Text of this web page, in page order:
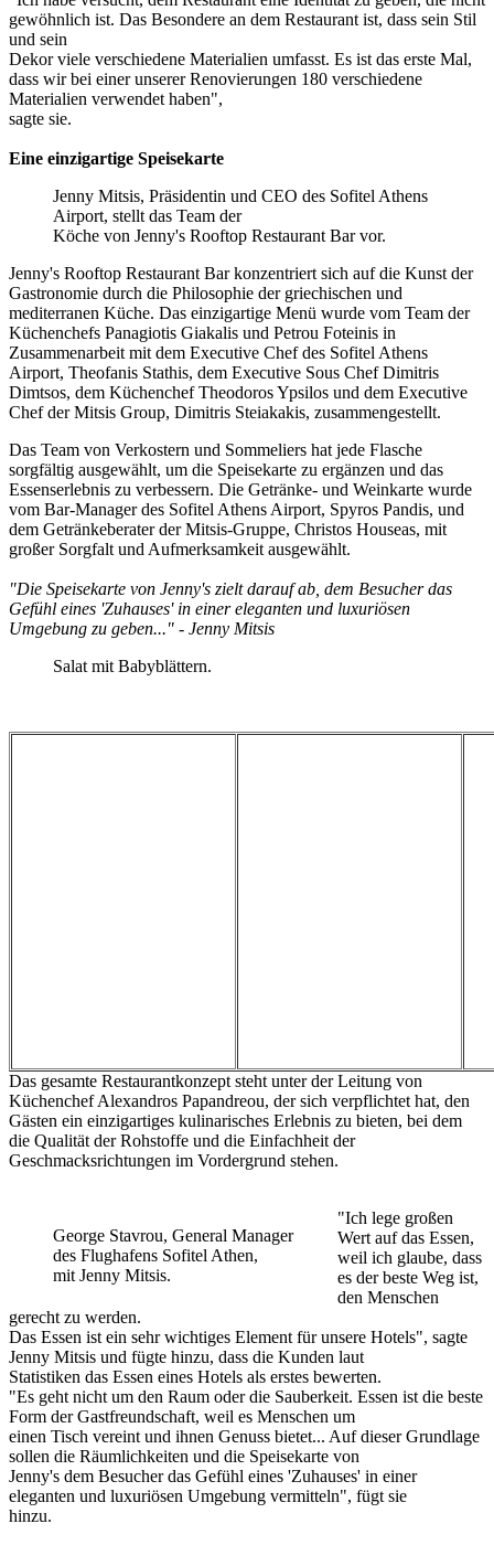
gewöhnlich ist. Das Besondere an dem Restaurant ist, dass sein Stil
und sein
Dekor viele verschiedene Materialien umfasst. Es ist das erste Mal,
dass wir bei einer unserer Renovierungen 180 verschiedene
Materialien verwendet haben",
sagte sie.
Eine einzigartige Speisekarte
Jenny Mitsis, Präsidentin und CEO des Sofitel Athens
Airport, stellt das Team der
Köche von Jenny's Rooftop Restaurant Bar vor.
Jenny's Rooftop Restaurant Bar konzentriert sich auf die Kunst der
Gastronomie durch die Philosophie der griechischen und
mediterranen Küche. Das einzigartige Menü wurde vom Team der
Küchenchefs Panagiotis Giakalis und Petrou Foteinis in
Zusammenarbeit mit dem Executive Chef des Sofitel Athens
Airport, Theofanis Stathis, dem Executive Sous Chef Dimitris
Dimtsos, dem Küchenchef Theodoros Ypsilos und dem Executive
Chef der Mitsis Group, Dimitris Steiakakis, zusammengestellt.
Das Team von Verkostern und Sommeliers hat jede Flasche
sorgfältig ausgewählt, um die Speisekarte zu ergänzen und das
Essenserlebnis zu verbessern. Die Getränke- und Weinkarte wurde
vom Bar-Manager des Sofitel Athens Airport, Spyros Pandis, und
dem Getränkeberater der Mitsis-Gruppe, Christos Houseas, mit
großer Sorgfalt und Aufmerksamkeit ausgewählt.
"Die Speisekarte von Jenny's zielt darauf ab, dem Besucher das
Gefühl eines 'Zuhauses' in einer eleganten und luxuriösen
Umgebung zu geben..." - Jenny Mitsis
Salat mit Babyblättern.
Das gesamte Restaurantkonzept steht unter der Leitung von
Küchenchef Alexandros Papandreou, der sich verpflichtet hat, den
Gästen ein einzigartiges kulinarisches Erlebnis zu bieten, bei dem
die Qualität der Rohstoffe und die Einfachheit der
Geschmacksrichtungen im Vordergrund stehen.
George Stavrou, General Manager
des Flughafens Sofitel Athen,
mit Jenny Mitsis.
"Ich lege großen
Wert auf das Essen,
weil ich glaube, dass
es der beste Weg ist,
den Menschen
gerecht zu werden.
Das Essen ist ein sehr wichtiges Element für unsere Hotels", sagte
Jenny Mitsis und fügte hinzu, dass die Kunden laut
Statistiken das Essen eines Hotels als erstes bewerten.
"Es geht nicht um den Raum oder die Sauberkeit. Essen ist die beste
Form der Gastfreundschaft, weil es Menschen um
einen Tisch vereint und ihnen Genuss bietet... Auf dieser Grundlage
sollen die Räumlichkeiten und die Speisekarte von
Jenny's dem Besucher das Gefühl eines 'Zuhauses' in einer
eleganten und luxuriösen Umgebung vermitteln", fügt sie
hinzu.